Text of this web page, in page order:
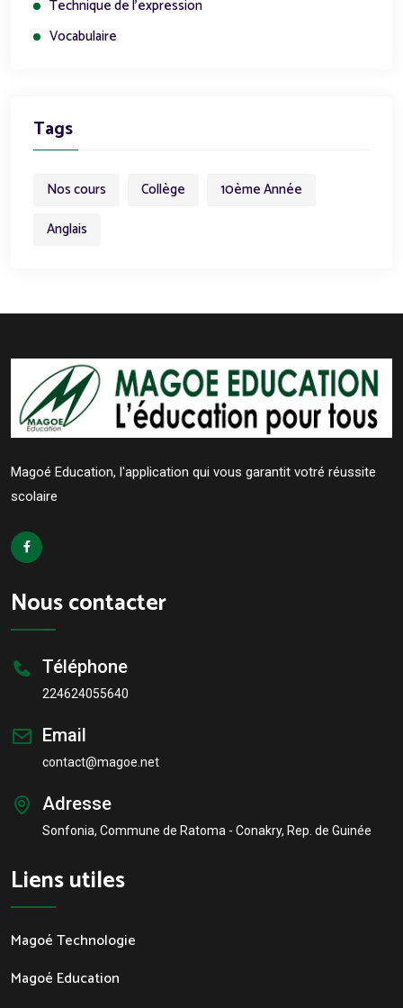
Technique de l'expression
Vocabulaire
Tags
Nos cours Collège
10ème Année
Anglais
Magoé Education, l'application qui vous garantit votré réussite
scolaire
Nous contacter
Téléphone
224624055640
Email
contact@magoe.net
Adresse
Sonfonia, Commune de Ratoma - Conakry, Rep. de Guinée
Liens utiles
Magoé Technologie
Magoé Education